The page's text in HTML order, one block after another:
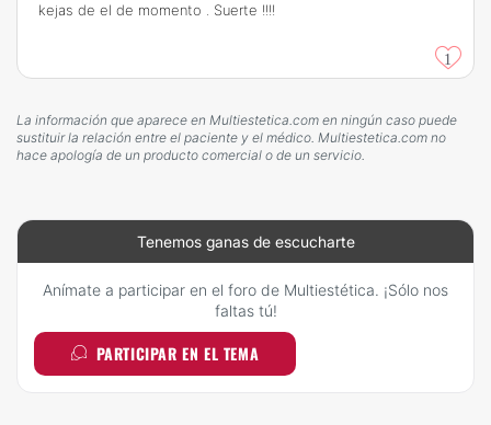
kejas de el de momento . Suerte !!!!
1
La información que aparece en Multiestetica.com en ningún caso puede
sustituir la relación entre el paciente y el médico. Multiestetica.com no
hace apología de un producto comercial o de un servicio.
Tenemos ganas de escucharte
Anímate a participar en el foro de Multiestética. ¡Sólo nos
faltas tú!
PARTICIPAR EN EL TEMA